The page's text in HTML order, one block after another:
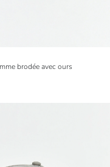
brodée avec ours